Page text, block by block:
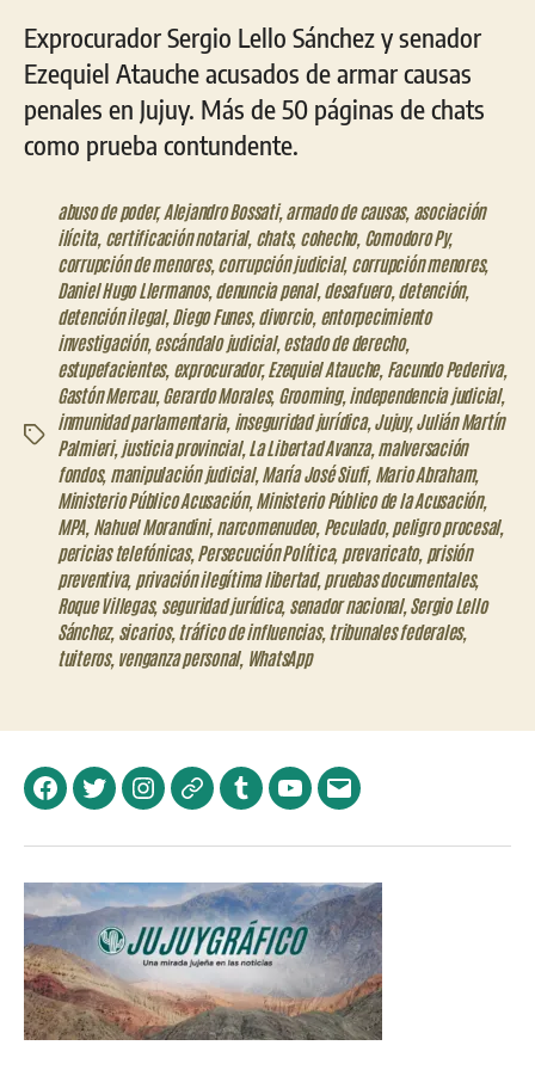
Exprocurador Sergio Lello Sánchez y senador
Ezequiel Atauche acusados de armar causas
penales en Jujuy. Más de 50 páginas de chats
como prueba contundente.
Etiquetas
abuso de poder,Alejandro Bossati, armado de causas, asociación
ilícita, certificación notarial, chats, cohecho, Comodoro Py,
corrupción de menores, corrupción judicial, corrupción menores,
Daniel Hugo Llermanos, denuncia penal, desafuero, detención,
detención ilegal, Diego Funes, divorcio, entorpecimiento
investigación, escándalo judicial, estado de derecho,
estupefacientes, exprocurador,Ezequiel Atauche, Facundo Pederiva,
Gastón Mercau, Gerardo Morales, Grooming, independencia judicial,
inmunidad parlamentaria, inseguridad jurídica, Jujuy,Julián Martín
Palmieri, justicia provincial, La Libertad Avanza, malversación
fondos, manipulación judicial, María José Siufi, Mario Abraham,
Ministerio Público Acusación, Ministerio Público de la Acusación,
MPA, Nahuel Morandini, narcomenudeo, Peculado, peligro procesal,
pericias telefónicas, Persecución Política, prevaricato, prisión
preventiva, privación ilegítima libertad, pruebas documentales,
Roque Villegas, seguridad jurídica, senador nacional, Sergio Lello
Sánchez, sicarios, tráfico de influencias, tribunales federales,
tuiteros, venganza personal, WhatsApp
FacebookTwitterInstagramTelegramTumblrYouTubeCorreo